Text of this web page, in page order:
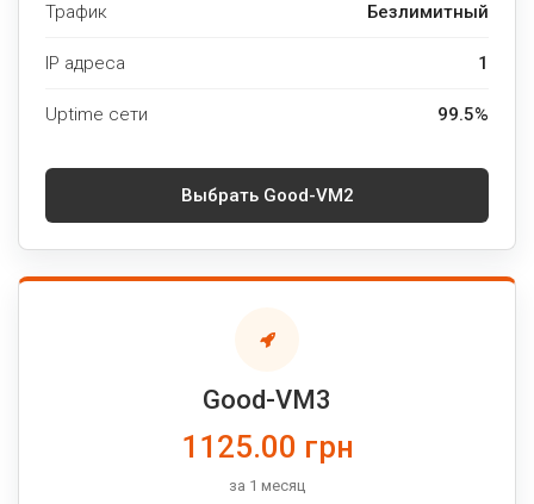
Трафик Безлимитный
IP адреса 1
Uptime сети 99.5%
Выбрать Good-VM2
Good-VM3
1125.00 грн
за 1 месяц